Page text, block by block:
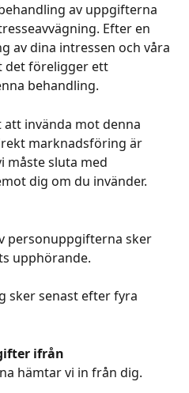
av uppgifterna
Efter en
av dina intressen och våra
det föreligger ett
behandling.
invända mot denna
marknadsföring är
måste sluta med
dig om du invänder.
personuppgifterna sker
upphörande.
sker senast efter fyra
ifrån
hämtar vi in från dig.